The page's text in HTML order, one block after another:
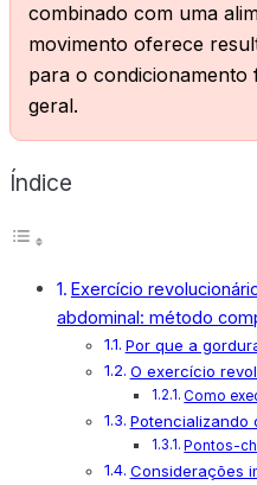
combinado com uma
movimento oferece
para o condicionamento
geral.
Índice
Exercício
abdominal: método
Por que a
O exercício
Como
Potencializando
Pontos-
Considerações